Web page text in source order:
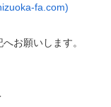
fa.com)
へお願いします。